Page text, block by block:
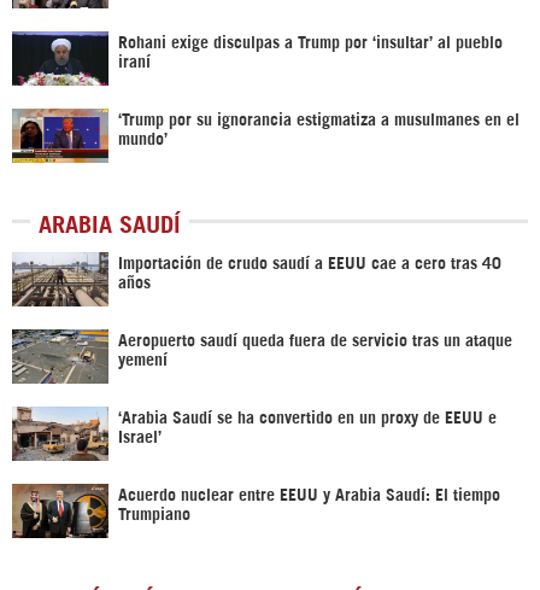
Rohani exige disculpas a Trump por ‘insultar’ al pueblo
iraní
‘Trump por su ignorancia estigmatiza a musulmanes en el
mundo’
ARABIA SAUDÍ
Importación de crudo saudí a EEUU cae a cero tras 40
años
Aeropuerto saudí queda fuera de servicio tras un ataque
yemení
‘Arabia Saudí se ha convertido en un proxy de EEUU e
Israel’
Acuerdo nuclear entre EEUU y Arabia Saudí: El tiempo
Trumpiano